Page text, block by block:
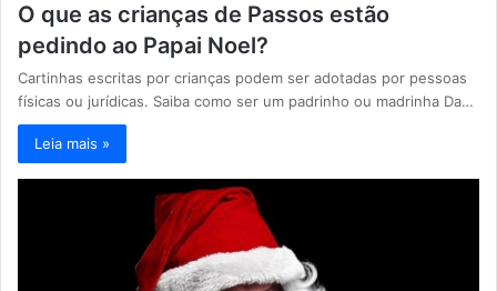
O que as crianças de Passos estão
pedindo ao Papai Noel?
Cartinhas escritas por crianças podem ser adotadas por pessoas
físicas ou jurídicas. Saiba como ser um padrinho ou madrinha Da…
Leia mais »